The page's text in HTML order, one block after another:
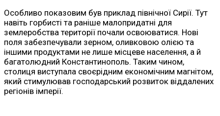
Особливо показовим був приклад північної Сирії. Тут
навіть горбисті та раніше малопридатні для
землеробства території почали освоюватися. Нові
поля забезпечували зерном, оливковою олією та
іншими продуктами не лише місцеве населення, а й
багатолюдний Константинополь. Таким чином,
столиця виступала своєрідним економічним магнітом,
який стимулював господарський розвиток віддалених
регіонів імперії.